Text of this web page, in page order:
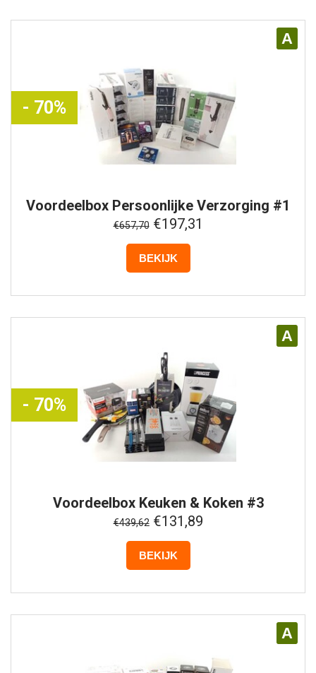
A
- 70%
Voordeelbox Persoonlijke Verzorging #1
€657,70€197,31
BEKIJK
A
- 70%
VoordeelboxKeuken & Koken #3
€439,62€131,89
BEKIJK
A